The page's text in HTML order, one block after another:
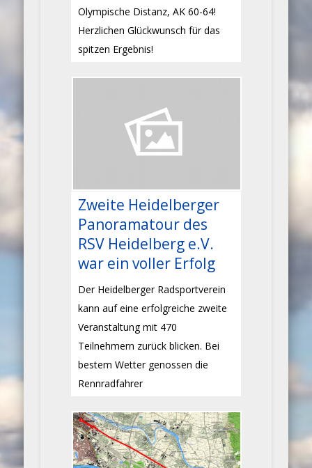
Olympische Distanz, AK 60-64!
Herzlichen Glückwunsch für das
spitzen Ergebnis!
Zweite Heidelberger
Panoramatour des
RSV Heidelberg e.V.
war ein voller Erfolg
Der Heidelberger Radsportverein
kann auf eine erfolgreiche zweite
Veranstaltung mit 470
Teilnehmern zurück blicken. Bei
bestem Wetter genossen die
Rennradfahrer